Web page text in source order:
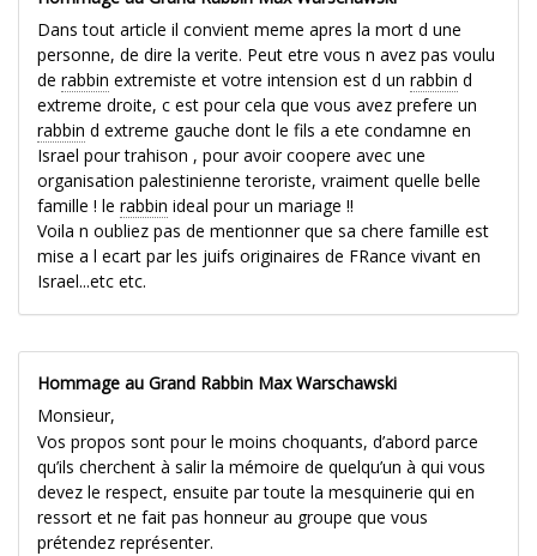
Dans tout article il convient meme apres la mort d une
personne, de dire la verite. Peut etre vous n avez pas voulu
de rabbin extremiste et votre intension est d un rabbin d
extreme droite, c est pour cela que vous avez prefere un
rabbin d extreme gauche dont le fils a ete condamne en
Israel pour trahison , pour avoir coopere avec une
organisation palestinienne teroriste, vraiment quelle belle
famille ! le rabbin ideal pour un mariage !!
Voila n oubliez pas de mentionner que sa chere famille est
mise a l ecart par les juifs originaires de FRance vivant en
Israel...etc etc.
Hommage au Grand Rabbin Max Warschawski
Monsieur,
Vos propos sont pour le moins choquants, d’abord parce
qu’ils cherchent à salir la mémoire de quelqu’un à qui vous
devez le respect, ensuite par toute la mesquinerie qui en
ressort et ne fait pas honneur au groupe que vous
prétendez représenter.